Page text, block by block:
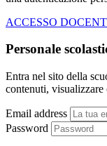
ACCESSO
Personale
Entra nel sito della
contenuti,
Email address
Password